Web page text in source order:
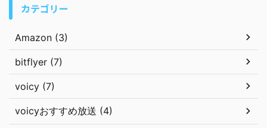
カテゴリー
Amazon (3)
bitflyer (7)
voicy (7)
voicyおすすめ放送 (4)